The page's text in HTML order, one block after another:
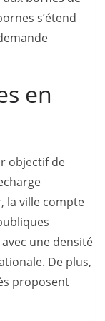
s’étend
en
objectif de
la ville compte
une densité
De plus,
proposent